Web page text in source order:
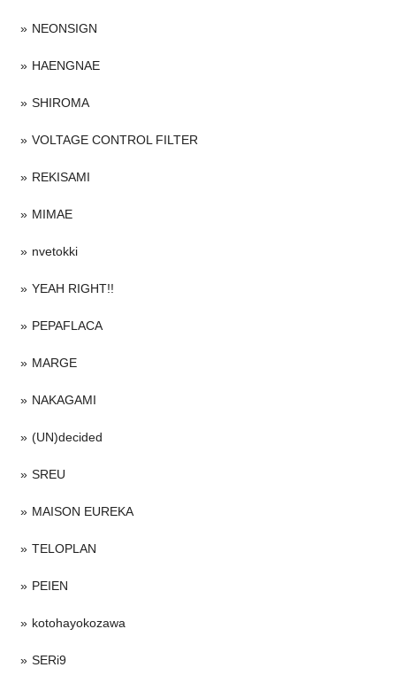
NEONSIGN
HAENGNAE
SHIROMA
VOLTAGE CONTROL FILTER
REKISAMI
MIMAE
nvetokki
YEAH RIGHT!!
PEPAFLACA
MARGE
NAKAGAMI
(UN)decided
SREU
MAISON EUREKA
TELOPLAN
PEIEN
kotohayokozawa
SERi9